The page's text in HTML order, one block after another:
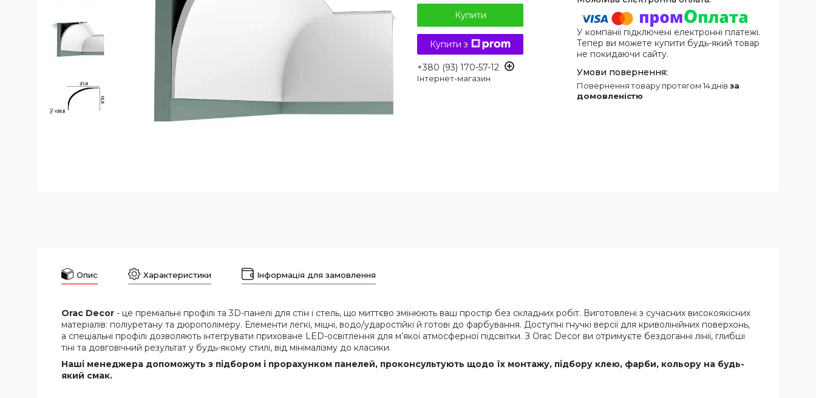
Купити
Купити з
+380 (93) 170-57-12
Інтернет-магазин
У компанії підключені електронні платежі.
Тепер ви можете купити будь-який товар
не покидаючи сайту.
повернення товару протягом 14 днів за
домовленістю
Опис Характеристики Інформація для замовлення
Orac Decor - це преміальні профілі та 3D-панелі для стін і стель, що миттєво змінюють ваш простір без складних робіт. Виготовлені з сучасних високоякісних
матеріалів: поліуретану та дюрополімеру. Елементи легкі, міцні, водо/ударостійкі й готові до фарбування. Доступні гнучкі версії для криволінійних поверхонь,
а спеціальні профілі дозволяють інтегрувати приховане LED-освітлення для м’якої атмосферної підсвітки. З Orac Decor ви отримуєте бездоганні лінії, глибші
тіні та довговічний результат у будь-якому стилі, від мінімалізму до класики.
Наші менеджера допоможуть з підбором і прорахунком панелей, проконсультують щодо їх монтажу, підбору клею, фарби, кольору на будь-
який смак.